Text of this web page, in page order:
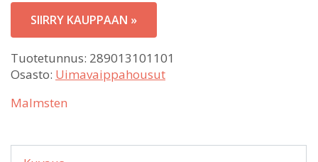
SIIRRY KAUPPAAN »
Tuotetunnus: 289013101101
Osasto: Uimavaippahousut
Malmsten